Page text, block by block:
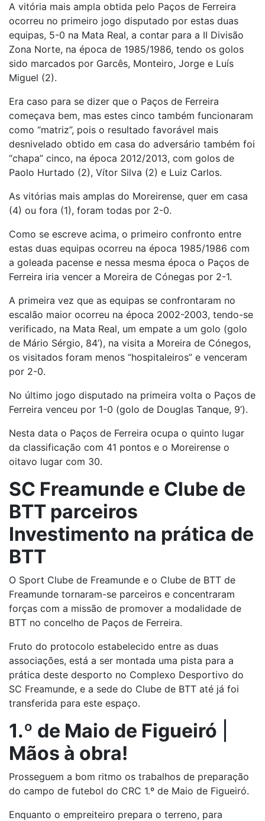
A vitória mais ampla obtida pelo Paços de Ferreira
ocorreu no primeiro jogo disputado por estas duas
equipas, 5-0 na Mata Real, a contar para a II Divisão
Zona Norte, na época de 1985/1986, tendo os golos
sido marcados por Garcês, Monteiro, Jorge e Luís
Miguel (2).
Era caso para se dizer que o Paços de Ferreira
começava bem, mas estes cinco também funcionaram
como “matriz”, pois o resultado favorável mais
desnivelado obtido em casa do adversário também foi
“chapa” cinco, na época 2012/2013, com golos de
Paolo Hurtado (2), Vítor Silva (2) e Luiz Carlos.
As vitórias mais amplas do Moreirense, quer em casa
(4) ou fora (1), foram todas por 2-0.
Como se escreve acima, o primeiro confronto entre
estas duas equipas ocorreu na época 1985/1986 com
a goleada pacense e nessa mesma época o Paços de
Ferreira iria vencer a Moreira de Cónegas por 2-1.
A primeira vez que as equipas se confrontaram no
escalão maior ocorreu na época 2002-2003, tendo-se
verificado, na Mata Real, um empate a um golo (golo
de Mário Sérgio, 84’), na visita a Moreira de Cónegos,
os visitados foram menos “hospitaleiros” e venceram
por 2-0.
No último jogo disputado na primeira volta o Paços de
Ferreira venceu por 1-0 (golo de Douglas Tanque, 9’).
Nesta data o Paços de Ferreira ocupa o quinto lugar
da classificação com 41 pontos e o Moreirense o
oitavo lugar com 30.
SC Freamunde e Clube de
BTT parceiros
Investimento na prática de
BTT
O Sport Clube de Freamunde e o Clube de BTT de
Freamunde tornaram-se parceiros e concentraram
forças com a missão de promover a modalidade de
BTT no concelho de Paços de Ferreira.
Fruto do protocolo estabelecido entre as duas
associações, está a ser montada uma pista para a
prática deste desporto no Complexo Desportivo do
SC Freamunde, e a sede do Clube de BTT até já foi
transferida para este espaço.
1.º de Maio de Figueiró
Mãos à obra!
Prosseguem a bom ritmo os trabalhos de preparação
do campo de futebol do CRC 1.º de Maio de Figueiró.
Enquanto o empreiteiro prepara o terreno, para